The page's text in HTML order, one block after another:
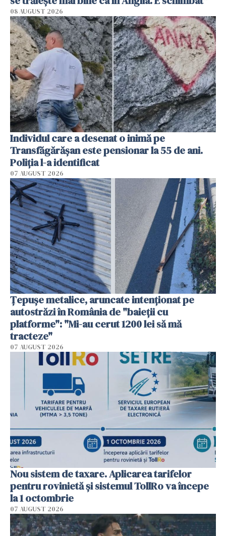
08 AUGUST 2026
Individul care a desenat o inimă pe
Transfăgărășan este pensionar la 55 de ani.
Poliția l-a identificat
07 AUGUST 2026
Țepușe metalice, aruncate intenționat pe
autostrăzi în România de "baieții cu
platforme": "Mi-au cerut 1200 lei să mă
tracteze"
07 AUGUST 2026
Nou sistem de taxare. Aplicarea tarifelor
pentru rovinietă şi sistemul TollRo va începe
la 1 octombrie
07 AUGUST 2026